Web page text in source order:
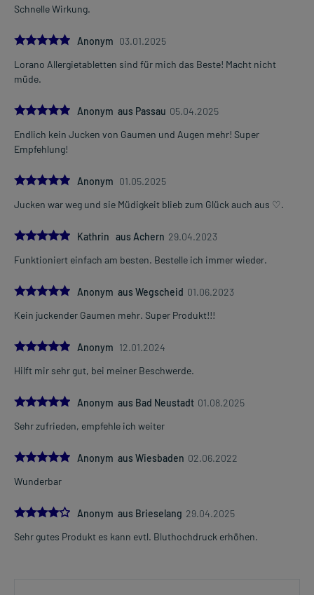
Schnelle Wirkung.
5.0Anonym 03.01.2025
Lorano Allergietabletten sind für mich das Beste! Macht nicht
müde.
5.0Anonym aus Passau 05.04.2025
Endlich kein Jucken von Gaumen und Augen mehr! Super
Empfehlung!
5.0Anonym 01.05.2025
Jucken war weg und sie Müdigkeit blieb zum Glück auch aus ♡.
5.0
Kathrin aus Achern 29.04.2023
Funktioniert einfach am besten. Bestelle ich immer wieder.
5.0Anonym aus Wegscheid 01.06.2023
Kein juckender Gaumen mehr. Super Produkt!!!
5.0Anonym 12.01.2024
Hilft mir sehr gut, bei meiner Beschwerde.
5.0Anonym aus Bad Neustadt 01.08.2025
Sehr zufrieden, empfehle ich weiter
5.0Anonym aus Wiesbaden 02.06.2022
Wunderbar
4.0Anonym aus Brieselang 29.04.2025
Sehr gutes Produkt es kann evtl. Bluthochdruck erhöhen.